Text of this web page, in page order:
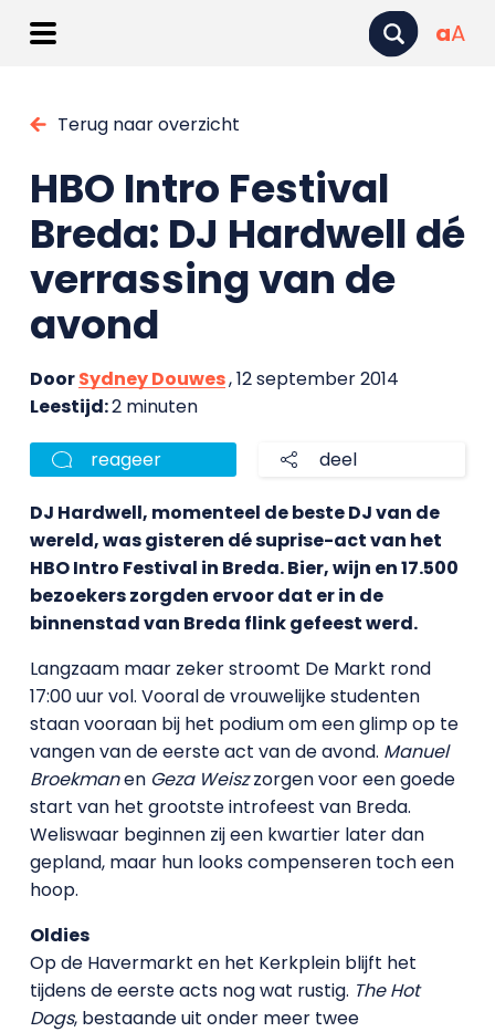
aA
Terug naar overzicht
HBO Intro Festival
Breda: DJ Hardwell dé
verrassing van de
avond
DoorSydney Douwes, 12 september 2014
Leestijd:2 minuten
reageer deel
DJ Hardwell, momenteel de beste DJ van de
wereld, was gisteren dé suprise-act van het
HBO Intro Festival in Breda. Bier, wijn en 17.500
bezoekers zorgden ervoor dat er in de
binnenstad van Breda flink gefeest werd.
Langzaam maar zeker stroomt De Markt rond
17:00 uur vol. Vooral de vrouwelijke studenten
staan vooraan bij het podium om een glimp op te
vangen van de eerste act van de avond. Manuel
Broekmanen Geza Weiszzorgen voor een goede
start van het grootste introfeest van Breda.
Weliswaar beginnen zij een kwartier later dan
gepland, maar hun looks compenseren toch een
hoop.
Oldies
Op de Havermarkt en het Kerkplein blijft het
tijdens de eerste acts nog wat rustig. The Hot
Dogs, bestaande uit onder meer twee